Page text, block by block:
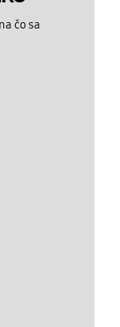
čo sa